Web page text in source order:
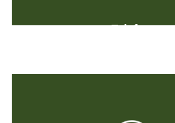
Telefon